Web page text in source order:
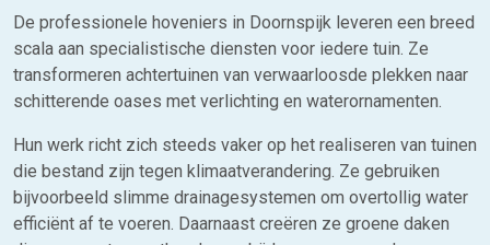
De professionele hoveniers in Doornspijk leveren een breed
scala aan specialistische diensten voor iedere tuin. Ze
transformeren achtertuinen van verwaarloosde plekken naar
schitterende oases met verlichting en waterornamenten.
Hun werk richt zich steeds vaker op het realiseren van tuinen
die bestand zijn tegen klimaatverandering. Ze gebruiken
bijvoorbeeld slimme drainagesystemen om overtollig water
efficiënt af te voeren. Daarnaast creëren ze groene daken